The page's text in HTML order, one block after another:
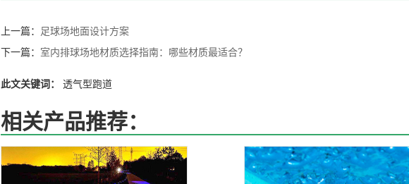
上一篇：
足球场地面设计方案
下一篇： 室内排球场地材质选择指南：哪些材质最适合？
此文关键词： 透气型跑道
相关产品推荐：